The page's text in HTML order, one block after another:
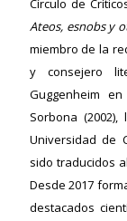
Círculo de
Ateos, esnobs y
miembro de la
y consejero
Guggenheim
Sorbona
Universidad de
sido traducidos
Desde 2017
destacados